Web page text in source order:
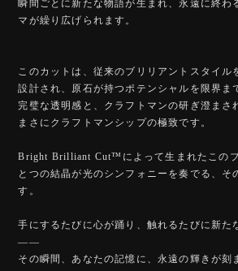
瞬間ごとに新たな物語が生まれ、永遠に終わ
マが繰り広げられます。
このカットは、従来のブリリアントスタイル
設計され、原石が持つポテンシャルを限界ま
完璧な透明感と、クラフトマンの研ぎ澄まさ
まさにクラフトマンシップの極致です。
Bright Brilliant Cut™️によって生まれたこの
とつの結晶が光のシンフォニーを奏でる、そ
す。
手にするたびに心が踊り、触れるたびに新た
――
その瞬間、あなたの記憶に、永遠の輝きが刻